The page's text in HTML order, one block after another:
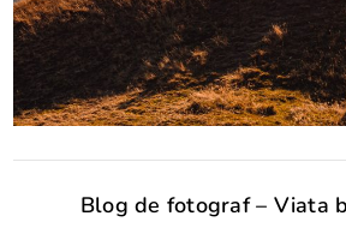
Blog de fotograf – Viata